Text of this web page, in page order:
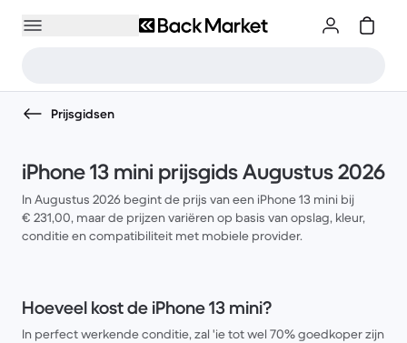
Prijsgidsen
iPhone 13 mini prijsgids Augustus 2026
In Augustus 2026 begint de prijs van een iPhone 13 mini bij
€ 231,00, maar de prijzen variëren op basis van opslag, kleur,
conditie en compatibiliteit met mobiele provider.
Hoeveel kost de iPhone 13 mini?
In perfect werkende conditie, zal 'ie tot wel 70% goedkoper zijn